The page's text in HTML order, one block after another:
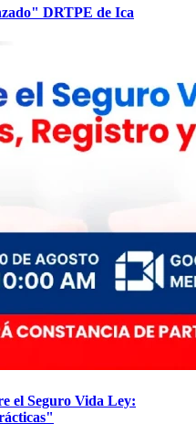
DRTPE de Ica
el Seguro Vida Ley: